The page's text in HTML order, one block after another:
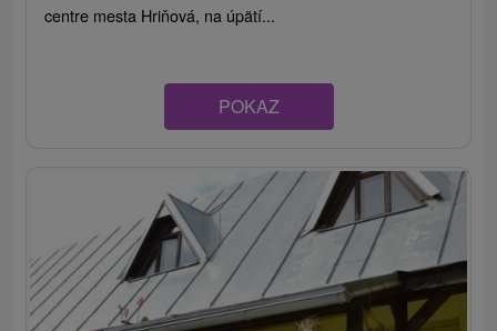
centre mesta Hriňová, na úpätí...
POKAZ